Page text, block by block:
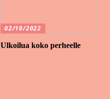
02/10/2022
Ulkoilua koko perheelle